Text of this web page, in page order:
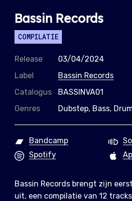
Bassin Records
COMPILATIE
Release
03/04/2024
Label
Bassin Records
Catalogus
BASSINVA01
Genres
Dubstep, Bass,
Bandcamp
Spotify
Bassin Records brengt zijn
uit, een compilatie van 12